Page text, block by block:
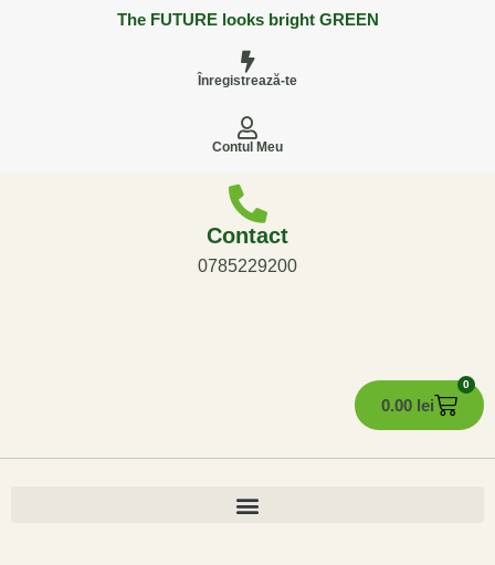
The FUTURE looks bright GREEN
Înregistrează-te
Contul Meu
Contact
0785229200
0.00 lei
0